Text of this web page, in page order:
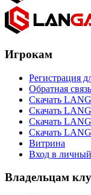
Игрокам
Регистрация
Обратная связь
Скачать
Скачать
Скачать
Скачать
Витрина
Вход в
Владельцам